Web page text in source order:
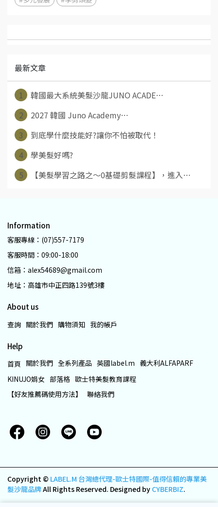
最新文章
1
韓國最大系統美髮沙龍JUNO ACADE⋯
2
2027 韓國 Juno Academy⋯
3
到底學什麼技能好?讓你不怕被取代！
4
學美髮好嗎?
5
【美髮學習之路之～0基礎剪髮課程】，進入⋯
Information
客服專線：(07)557-7179
客服時間：09:00-18:00
信箱：alex54689@gmail.com
地址：高雄市中正四路139號3樓
About us
查詢 關於我們 購物須知 我的帳戶
Help
首頁 關於我們 全系列產品 英國label.m 義大利ALFAPARF
KINUJO娟女 部落格 歐士特美髮教育課程
【好友推薦碼使用方法】
聯絡我們
Copyright © LABEL.M 台灣總代理-歐士特國際-值得信賴的專業美
髮沙龍品牌All Rights Reserved. Designed by CYBERBIZ.